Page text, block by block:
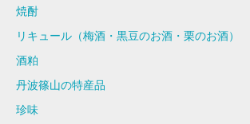
焼酎
リキュール（梅酒・黒豆のお酒・栗のお酒）
酒粕
丹波篠山の特産品
珍味